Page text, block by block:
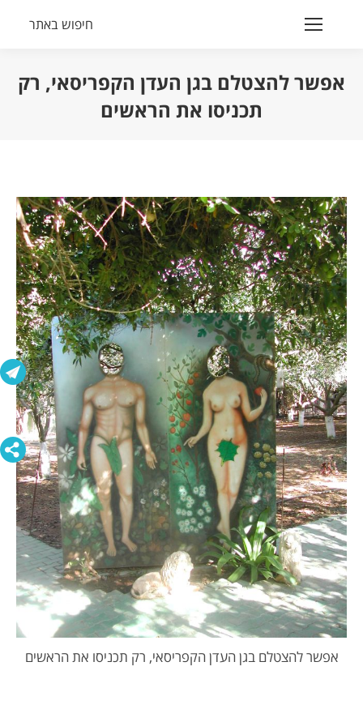
Search:
חיפוש באתר
אפשר להצטלם בגן העדן הקפריסאי, רק
תכניסו את הראשים
אפשר להצטלם בגן העדן הקפריסאי, רק תכניסו את הראשים